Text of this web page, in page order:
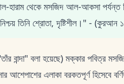
আল-হারাম থেকে মসজিদ আল-আকসা
তিনি শ্রোতা, দৃষ্টিশীল।" - (কুরআন
বান্দা" বলা হয়েছে) মক্কার পবিত্র
এলাকা বরকতপূর্ণ হিসেবে